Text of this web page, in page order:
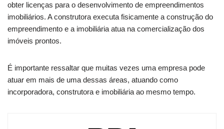
obter licenças para o desenvolvimento de empreendimentos
imobiliários. A construtora executa fisicamente a construção do
empreendimento e a imobiliária atua na comercialização dos
imóveis prontos.
É importante ressaltar que muitas vezes uma empresa pode
atuar em mais de uma dessas áreas, atuando como
incorporadora, construtora e imobiliária ao mesmo tempo.